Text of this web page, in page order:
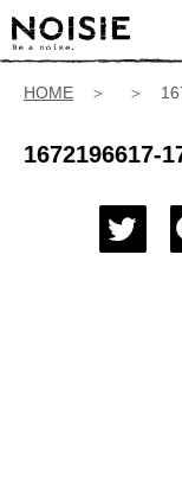
HOME ＞ ＞
1672196617-